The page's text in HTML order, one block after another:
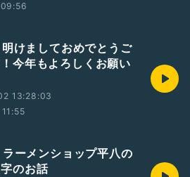
09:56
けましておめでとうご
今年もよろしくお願い
13:28:03
11:55
ーメンショップ平八の
のお話